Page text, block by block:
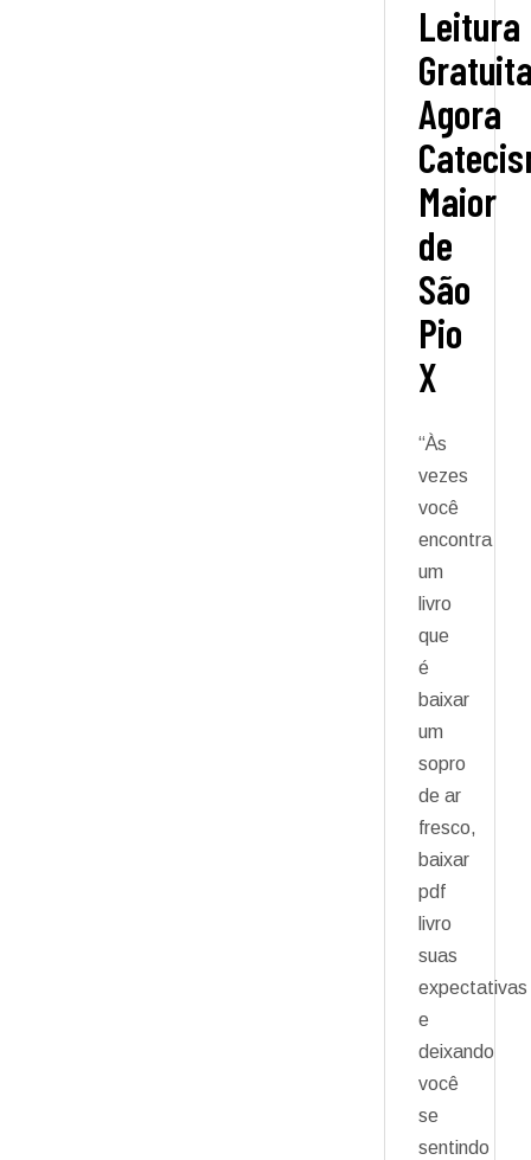
Leitura
Agora
Maior
de
São
Pio
X
“Às
vezes
você
encontra
um
livro
que
é
baixar
um
sopro
de ar
fresco,
baixar
pdf
livro
suas
expectativas
e
deixando
você
se
sentindo